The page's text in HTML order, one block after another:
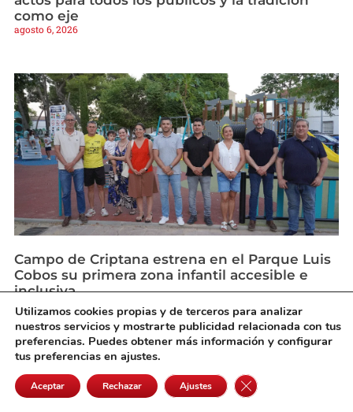
como eje
agosto 6, 2026
Campo de Criptana estrena en el Parque Luis
Cobos su primera zona infantil accesible e
inclusiva
Utilizamos cookies propias y de terceros para analizar
nuestros servicios y mostrarte publicidad relacionada con tus
preferencias. Puedes obtener más información y configurar
tus preferencias en ajustes.
Aceptar Rechazar Ajustes Cerrar el banner de